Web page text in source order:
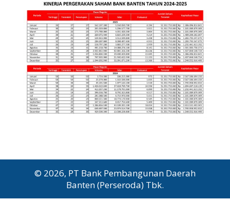
© 2026, PT Bank Pembangunan Daerah
Banten (Perseroda) Tbk.